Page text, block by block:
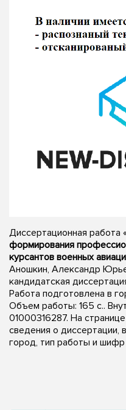
Диссертационная работа
формирования
курсантов военных
Аношкин, Александр
кандидатская
Работа подготовлена в
Объем работы: 165 с..
01000316287. На
сведения о диссертации,
город, тип работы и шифр